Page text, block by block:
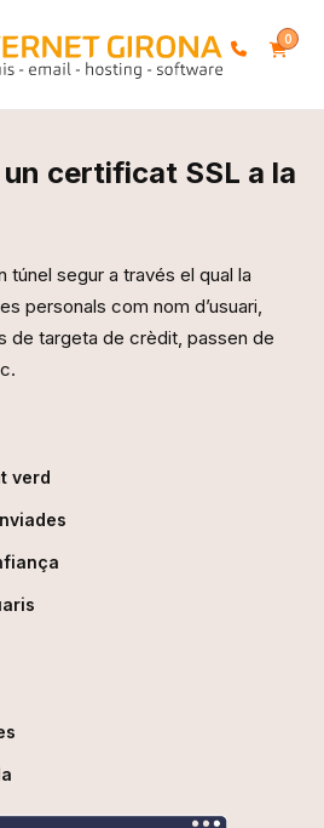
0
certificat SSL a la
túnel segur a través el qual la
personals com nom d’usuari,
de targeta de crèdit, passen de
verd